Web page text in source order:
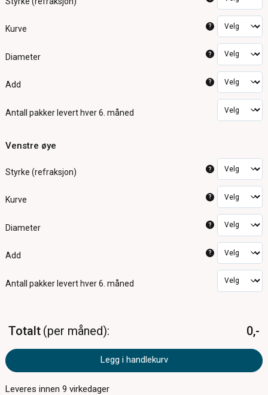
Kurve ?
Diameter ?
Add ?
Antall pakker levert hver 6. måned
Venstre øye
Styrke (refraksjon) ?
Kurve ?
Diameter ?
Add ?
Antall pakker levert hver 6. måned
Totalt per måned 0,-
Legg i handlekurv
Leveres innen9 virkedager